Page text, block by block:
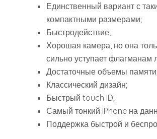
Единственный вариант с
компактными размерами;
Быстродействие;
Хорошая камера, но она
сильно уступает флагманам
Достаточные объемы памяти;
Классический дизайн;
Быстрый touch ID;
Самый тонкий iPhone на
Поддержка быстрой и